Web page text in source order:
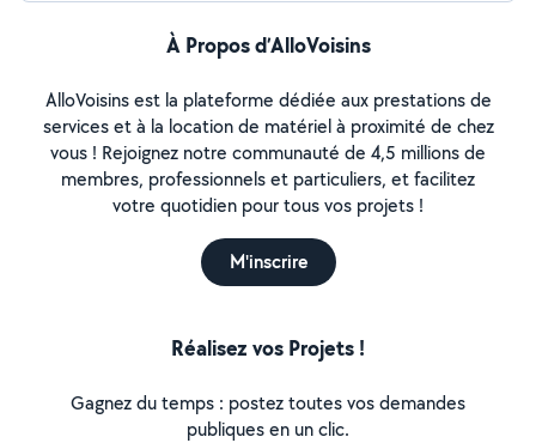
À Propos d’AlloVoisins
AlloVoisins est la plateforme dédiée aux prestations de
services et à la location de matériel à proximité de chez
vous ! Rejoignez notre communauté de 4,5 millions de
membres, professionnels et particuliers, et facilitez
votre quotidien pour tous vos projets !
M'inscrire
Réalisez vos Projets !
Gagnez du temps : postez toutes vos demandes
publiques en un clic.